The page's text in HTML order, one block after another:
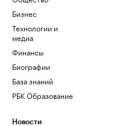
Бизнес
Технологии и
медиа
Финансы
Биографии
База знаний
РБК Образование
Новости